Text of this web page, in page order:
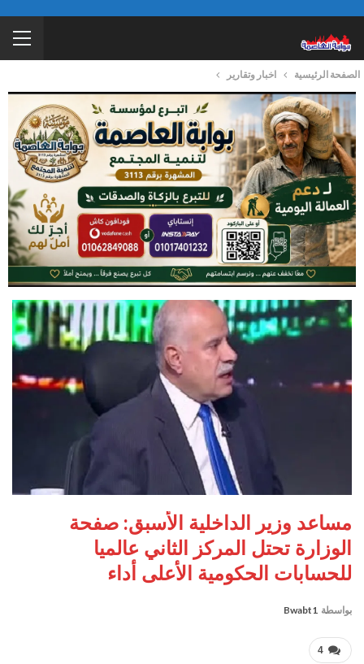
الصفحة الرئيسية اخبار وتقارير
مساعد وزير الداخلية الأسبق: صفحة
الوزارة تحتل المركز الثاني عالميا
للحسابات الحكومية الأعلى أداء
بواسطة Bwabt1
4